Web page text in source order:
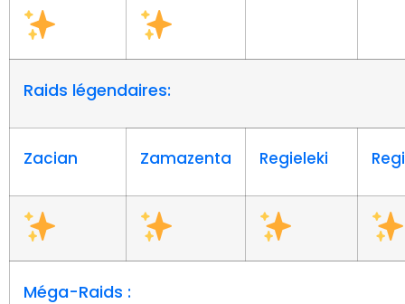
Raids légendaires:
Zacian Zamazenta Regieleki
Méga-Raids :